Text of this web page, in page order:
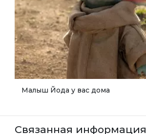
Малыш Йода у вас дома
Связанная информация